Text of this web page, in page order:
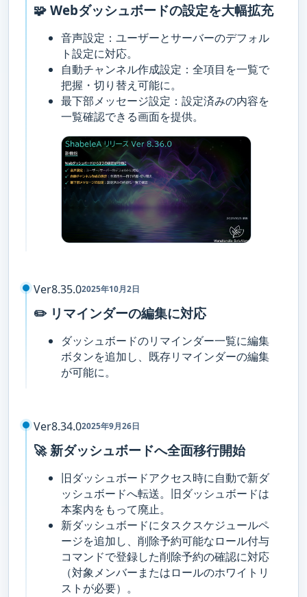
🧩 Webダッシュボードの設定を大幅拡充
音声設定：ユーザーとサーバーのデフォル
ト設定に対応。
自動チャンネル作成設定：全項目を一覧で
把握・切り替え可能に。
最下部メッセージ設定：設定済みの内容を
一覧確認できる画面を提供。
Ver8.35.02025年10月2日
✏️ リマインダーの編集に対応
ダッシュボードのリマインダー一覧に編集
ボタンを追加し、既存リマインダーの編集
が可能に。
Ver8.34.02025年9月26日
🚀 新ダッシュボードへ全面移行開始
旧ダッシュボードアクセス時に自動で新ダ
ッシュボードへ転送。旧ダッシュボードは
本案内をもって廃止。
新ダッシュボードにタスクスケジュールペ
ージを追加し、削除予約可能なロール付与
コマンドで登録した削除予約の確認に対応
（対象メンバーまたはロールのホワイトリ
ストが必要）。